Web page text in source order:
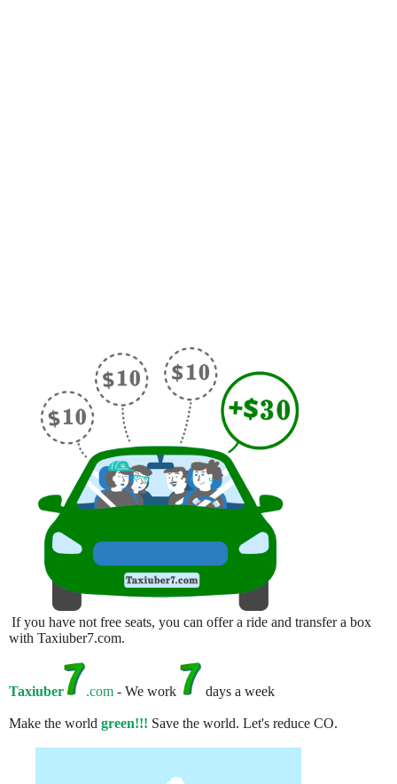
If you have not free seats, you can offer a ride and transfer a box
with Taxiuber7.com.
Taxiuber .com - We work days a week
Make the world green!!! Save the world. Let's reduce CO.